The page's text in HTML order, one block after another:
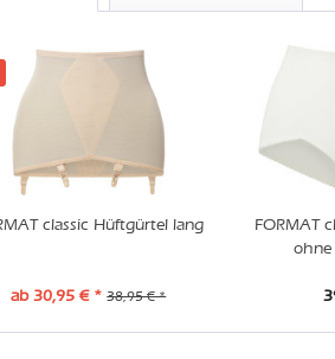
classic Hüftgürtel lang
ab 30,95 € * 38,95 € *
FORMAT
ohne